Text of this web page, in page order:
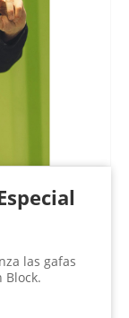
las gafas
Block.